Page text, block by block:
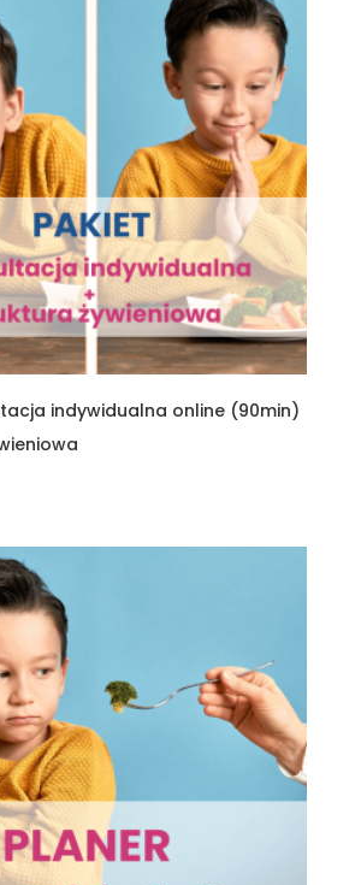
indywidualna online (90min)